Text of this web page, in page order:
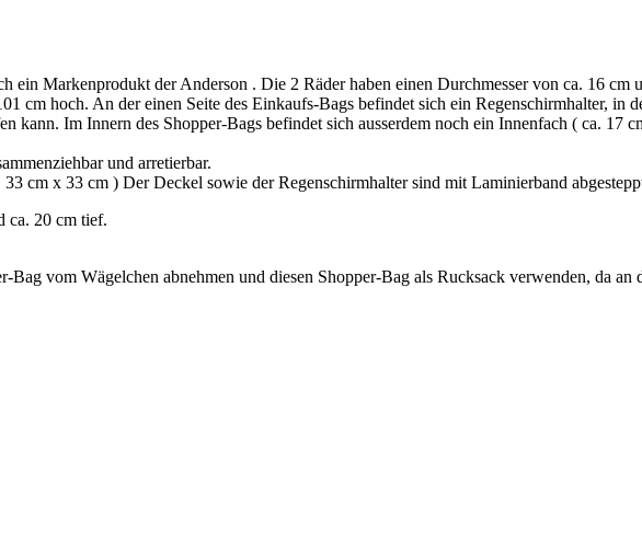
ein Markenprodukt der Anderson . Die 2 Räder haben einen Durchmesser von ca. 16
cm hoch. An der einen Seite des Einkaufs-Bags befindet sich ein Regenschirmhalter, in
kann. Im Innern des Shopper-Bags befindet sich ausserdem noch ein Innenfach ( ca. 17
und arretierbar.
cm x 33 cm ) Der Deckel sowie der Regenschirmhalter sind mit Laminierband
ca. 20 cm tief.
vom Wägelchen abnehmen und diesen Shopper-Bag als Rucksack verwenden, da